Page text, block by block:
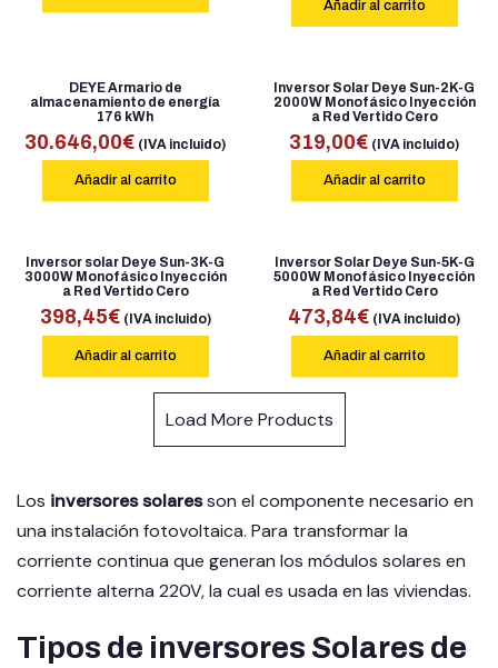
Añadir al carrito
DEYE Armario de
almacenamiento de energía
176 kWh
30.646,00€ (IVA incluido)
Añadir al carrito
Inversor Solar Deye Sun-2K-G
2000W Monofásico Inyección
a Red Vertido Cero
319,00€ (IVA incluido)
Añadir al carrito
Inversor solar Deye Sun-3K-G
3000W Monofásico Inyección
a Red Vertido Cero
398,45€ (IVA incluido)
Añadir al carrito
Inversor Solar Deye Sun-5K-G
5000W Monofásico Inyección
a Red Vertido Cero
473,84€ (IVA incluido)
Añadir al carrito
Load More Products
Los inversores solaresson el componente necesario en
una instalación fotovoltaica. Para transformar la
corriente continua que generan los módulos solares en
corriente alterna 220V, la cual es usada en las viviendas.
Tipos de inversores Solares de